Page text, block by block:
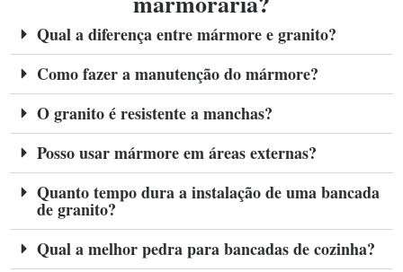
Qual a diferença entre mármore e granito?
Como fazer a manutenção do mármore?
O granito é resistente a manchas?
Posso usar mármore em áreas externas?
Quanto tempo dura a instalação de uma bancada
de granito?
Qual a melhor pedra para bancadas de cozinha?